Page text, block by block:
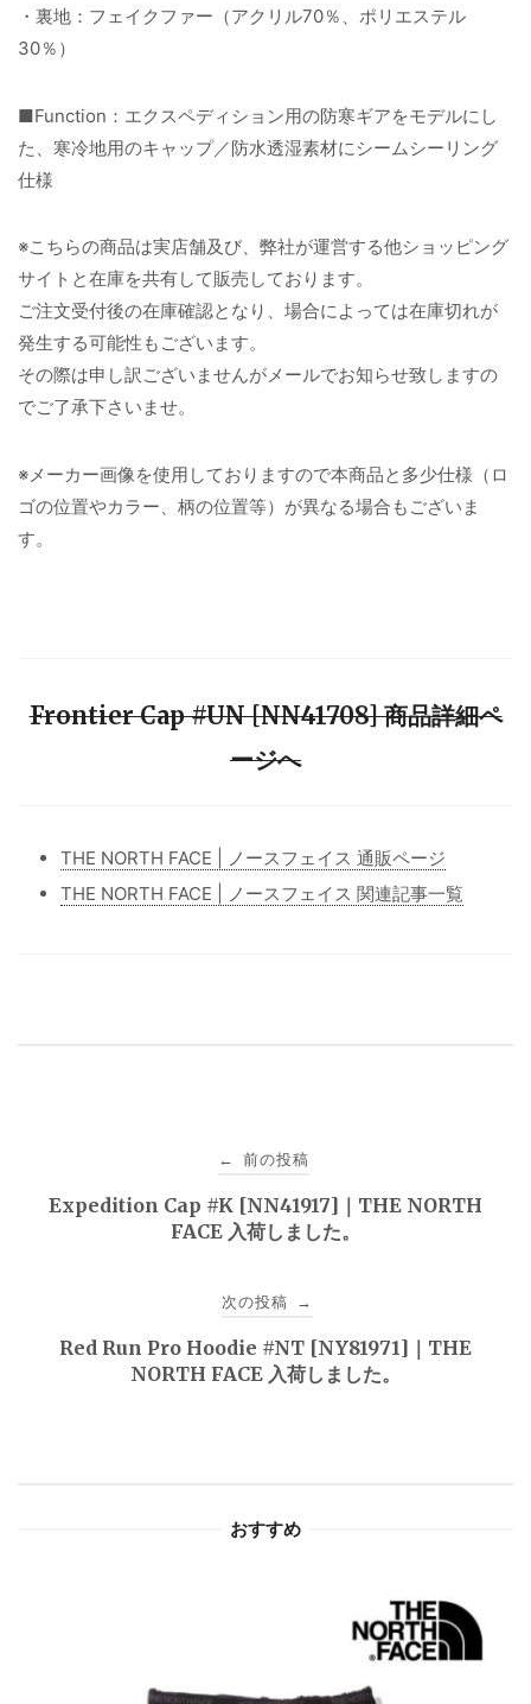
・裏地：フェイクファー（アクリル70％、ポリエステル
30％）
■Function：エクスペディション用の防寒ギアをモデルにし
た、寒冷地用のキャップ／防水透湿素材にシームシーリング
仕様
※こちらの商品は実店舗及び、弊社が運営する他ショッピング
サイトと在庫を共有して販売しております。
ご注文受付後の在庫確認となり、場合によっては在庫切れが
発生する可能性もございます。
その際は申し訳ございませんがメールでお知らせ致しますの
でご了承下さいませ。
※メーカー画像を使用しておりますので本商品と多少仕様（ロ
ゴの位置やカラー、柄の位置等）が異なる場合もございま
す。
Frontier Cap #UN [NN41708] 商品詳細ペ
ージへ
THE NORTH FACE | ノースフェイス 通販ページ
THE NORTH FACE | ノースフェイス 関連記事一覧
← 前の投稿
Expedition Cap #K [NN41917]｜THE NORTH
FACE 入荷しました。
次の投稿 →
Red Run Pro Hoodie #NT [NY81971]｜THE
NORTH FACE 入荷しました。
おすすめ